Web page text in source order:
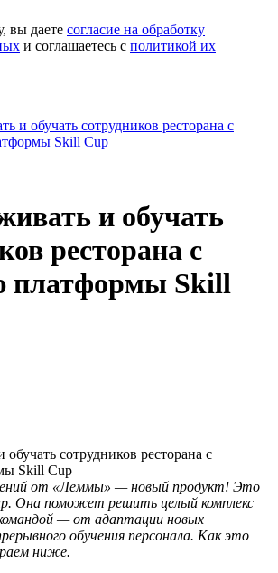
вы даете согласие на обработку
и соглашаетесь с политикой их
и обучать сотрудников ресторана с
Skill Cup
и обучать
ресторана с
платформы Skill
от «Леммы» — новый продукт! Это
Она поможет решить целый комплекс
— от адаптации новых
обучения персонала. Как это
ниже.